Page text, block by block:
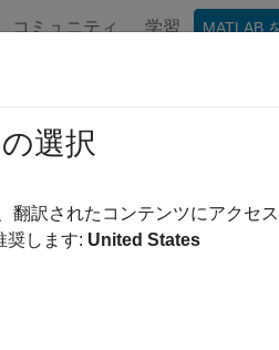
コミュニティ 学習 MATLAB
並べ替え
選択
翻訳されたコンテンツにアクセ
奨します: United States